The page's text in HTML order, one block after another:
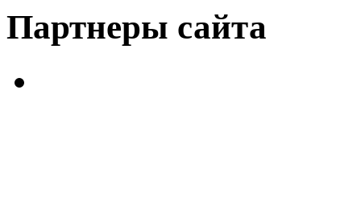
Партнеры сайта